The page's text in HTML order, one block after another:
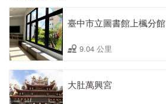
臺中市立圖書館上楓分館
9.04 公里
大肚萬興宮